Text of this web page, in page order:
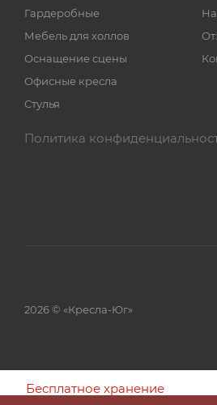
Гардеробные
Мебель для холлов
Оснащение сцены
Офисные кресла
Стулья
Политика
2026 © «Кресла-Юг»
Бесплатное хранение